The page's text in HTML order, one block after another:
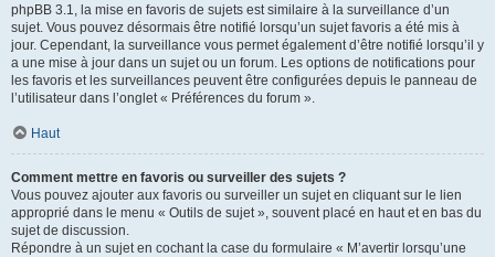
phpBB 3.1, la mise en favoris de sujets est similaire à la surveillance d’un
sujet. Vous pouvez désormais être notifié lorsqu’un sujet favoris a été mis à
jour. Cependant, la surveillance vous permet également d’être notifié lorsqu’il y
a une mise à jour dans un sujet ou un forum. Les options de notifications pour
les favoris et les surveillances peuvent être configurées depuis le panneau de
l’utilisateur dans l’onglet « Préférences du forum ».
Haut
Comment mettre en favoris ou surveiller des sujets ?
Vous pouvez ajouter aux favoris ou surveiller un sujet en cliquant sur le lien
approprié dans le menu « Outils de sujet », souvent placé en haut et en bas du
sujet de discussion.
Répondre à un sujet en cochant la case du formulaire « M’avertir lorsqu’une